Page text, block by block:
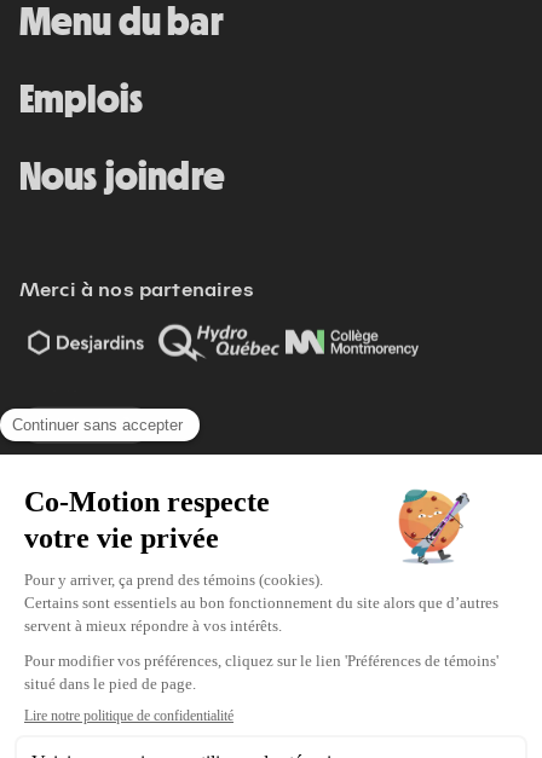
Menu du bar
Emplois
Nous joindre
Merci à nos partenaires
Voir tout
© 2026 Co-Motion. Tous droits réservés.
Écoresponsabilité
Politique d'achat
Politique de confidentialité